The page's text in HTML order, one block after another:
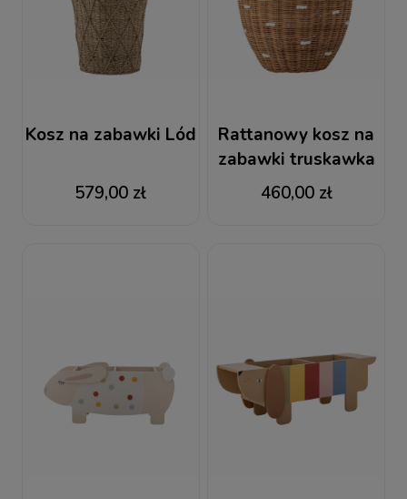
Kosz na zabawki Lód
579,00 zł
Rattanowy kosz na
zabawki truskawka
460,00 zł